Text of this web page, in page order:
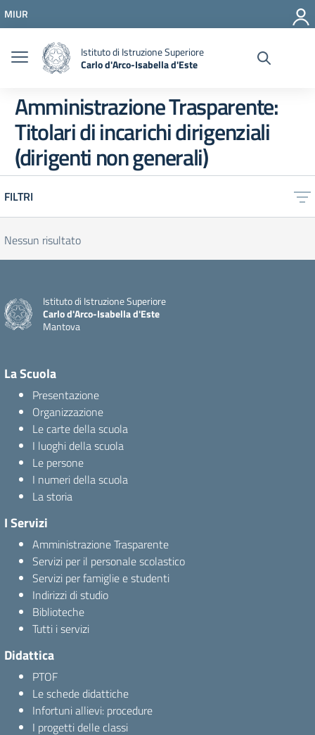
Vai al menu di navigazione
Vai al footer
MIUR
Istituto di Istruzione Superiore
Carlo d'Arco-Isabella d'Este
Amministrazione Trasparente:
Titolari di incarichi dirigenziali
(dirigenti non generali)
FILTRI
Nessun risultato
Istituto di Istruzione Superiore
Carlo d'Arco-Isabella d'Este
Mantova
La Scuola
Presentazione
Organizzazione
Le carte della scuola
I luoghi della scuola
Le persone
I numeri della scuola
La storia
I Servizi
Amministrazione Trasparente
Servizi per il personale scolastico
Servizi per famiglie e studenti
Indirizzi di studio
Biblioteche
Tutti i servizi
Didattica
PTOF
Le schede didattiche
Infortuni allievi: procedure
I progetti delle classi